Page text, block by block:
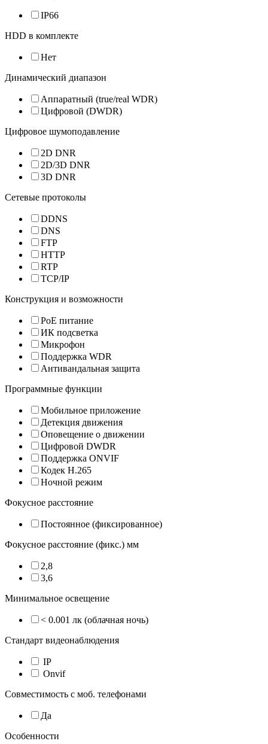
IP66
HDD в комплекте
Нет
Динамический диапазон
Аппаратный (true/real WDR)
Цифровой (DWDR)
Цифровое шумоподавление
2D DNR
2D/3D DNR
3D DNR
Сетевые протоколы
DDNS
DNS
FTP
HTTP
RTP
TCP/IP
Конструкция и возможности
PoE питание
ИК подсветка
Микрофон
Поддержка WDR
Антивандальная защита
Программные функции
Мобильное приложение
Детекция движения
Оповещение о движении
Цифровой DWDR
Поддержка ONVIF
Кодек H.265
Ночной режим
Фокусное расстояние
Постоянное (фиксированное)
Фокусное расстояние (фикс.) мм
2,8
3,6
Минимальное освещение
< 0.001 лк (облачная ночь)
Стандарт видеонаблюдения
IP
Onvif
Совместимость с моб. телефонами
Да
Особенности